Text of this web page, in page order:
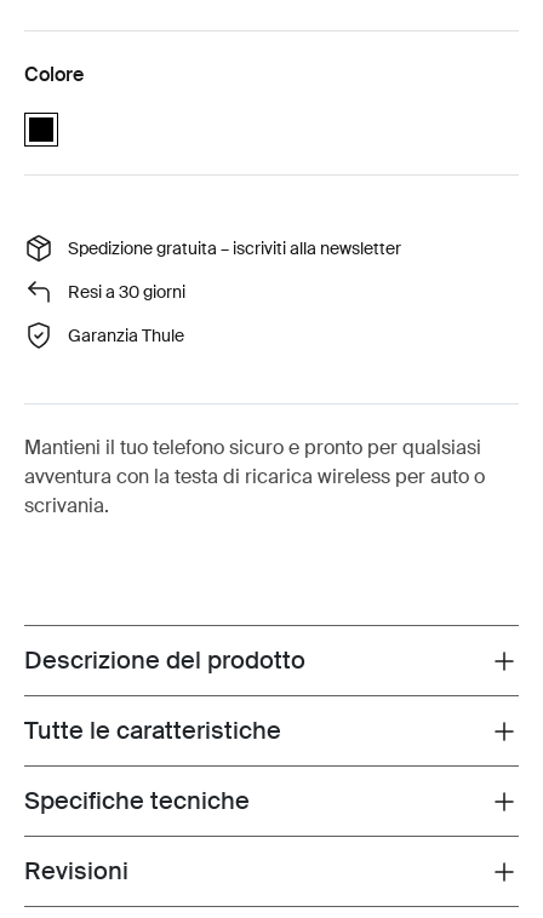
Colore
Quad Lock™ wireless charging head for car Nero (selected)
Spedizione gratuita – iscriviti alla newsletter
Resi a 30 giorni
Garanzia Thule
Mantieni il tuo telefono sicuro e pronto per qualsiasi
avventura con la testa di ricarica wireless per auto o
scrivania.
Toggle overview
Descrizione del prodotto
Toggle features
Tutte le caratteristiche
Toggle techspec
Specifiche tecniche
Toggle overview
Revisioni